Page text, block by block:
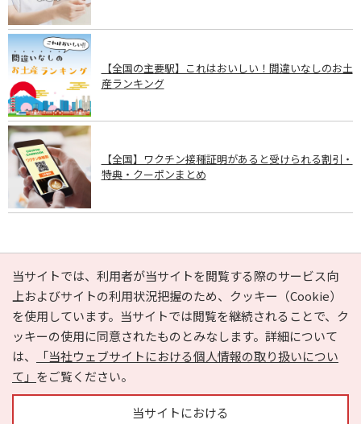
【全国の主要駅】これはおいしい！間違いなしのお土
産ランキング
【全国】ワクチン接種証明があると受けられる割引・
特典・クーポンまとめ
PAGE TOP
当サイトでは、利用者が当サイトを閲覧する際のサービス向
上およびサイトの利用状況把握のため、クッキー（Cookie）
を使用しています。当サイトでは閲覧を継続されることで、ク
ッキーの使用に同意されたものとみなします。詳細について
は、
「当社ウェブサイトにおける個人情報の取り扱いについ
て」 をご覧ください。
当サイトにおける
e-NAVITA（イーナビタ）とは？ お気に入り
ヘルプ
利用規約
個人情報の取り扱いについて
運営会社
サイトマップ
広告掲載に関するお問い合わせ